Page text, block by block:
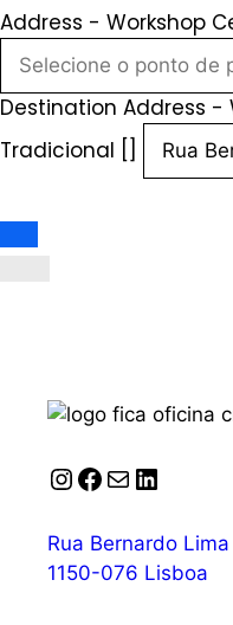
Address - Workshop
Destination Address -
Tradicional []
Instagram
Facebook
Correio
LinkedIn
Rua Bernardo Lima
1150-076 Lisboa